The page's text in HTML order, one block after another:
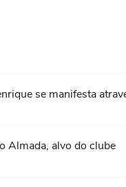
se manifesta
Almada, alvo do clube